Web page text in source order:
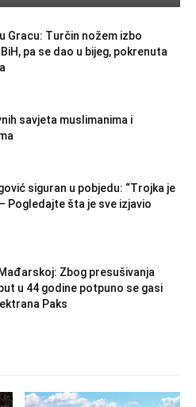
Gracu: Turčin nožem izbo
pa se dao u bijeg, pokrenuta
savjeta muslimanima i
siguran u pobjedu: “Trojka je
Pogledajte šta je sve izjavio
Zbog presušivanja
u 44 godine potpuno se gasi
Paks